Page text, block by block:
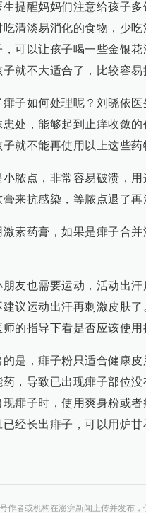
生提醒妈妈们注意给孩子
吃清淡易消化的食物，少
，可以让孩子喝一些金银
子就不大适合了，比较容易
痱子如何处理呢？刘晓依
患处，能够起到止痒收敛
就不能再使用以上这些药
小脓点，非常容易破溃，
膏来抗感染，等脓点退了再
激素药膏，如果是痱子合
朋友也需要运动，活动出
建议运动出汗再刺激皮肤
师的指导下看是否应该使用
的是，痱子粉只适合健康
药，导致已出现痱子部位
现痱子时，使用爽身粉或
经长出痱子，可以用炉甘
作者或机构在澎湃新闻上传并发布